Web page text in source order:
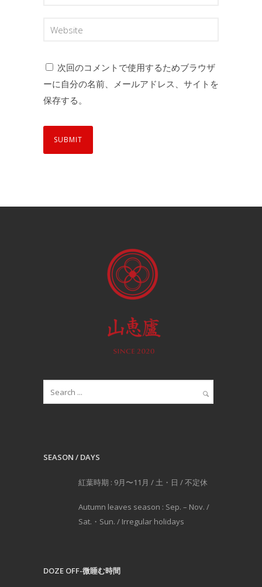
次回のコメントで使用するためブラウザ
ーに自分の名前、メールアドレス、サイトを
保存する。
SEASON / DAYS
紅葉時期 : 9月〜11月 / 土・日 / 不定休
Autumn leaves season : Sep. – Nov. /
Sat.・Sun. / Irregular holidays
DOZE OFF-微睡む時間